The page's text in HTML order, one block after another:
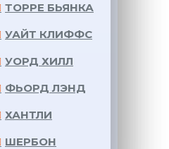
ТОРРЕ БЬЯНКА
УАЙТ КЛИФФС
УОРД ХИЛЛ
ФЬОРД ЛЭНД
ХАНТЛИ
ШЕРБОН